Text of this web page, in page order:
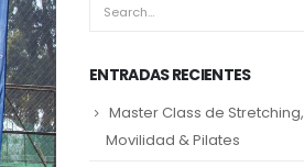
ENTRADAS RECIENTES
Master Class de Stretching,
Movilidad & Pilates